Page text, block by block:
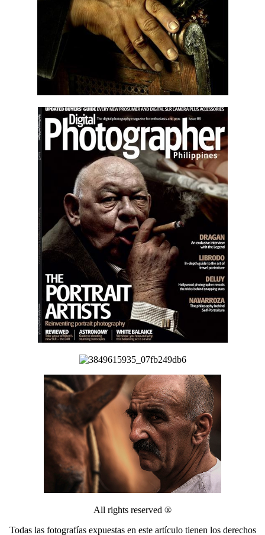
All rights reserved ®
Todas las fotografías expuestas en este artículo tienen los derechos